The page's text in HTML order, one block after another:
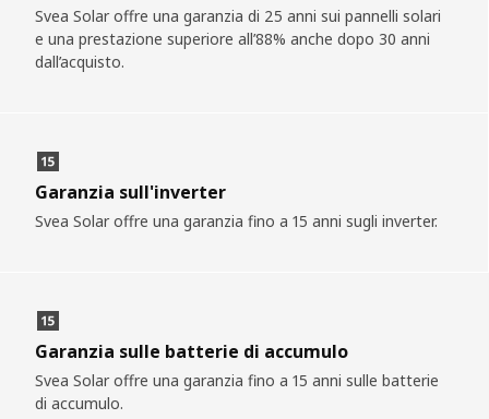
Svea Solar offre una garanzia di 25 anni sui pannelli solari
e una prestazione superiore all’88% anche dopo 30 anni
dall’acquisto.
Garanzia sull'inverter
Svea Solar offre una garanzia fino a 15 anni sugli inverter.
Garanzia sulle batterie di accumulo
Svea Solar offre una garanzia fino a 15 anni sulle batterie
di accumulo.